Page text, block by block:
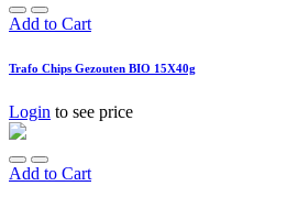
Add to Cart
Trafo Chips Gezouten BIO 15X40g
Login to see price
Add to Cart